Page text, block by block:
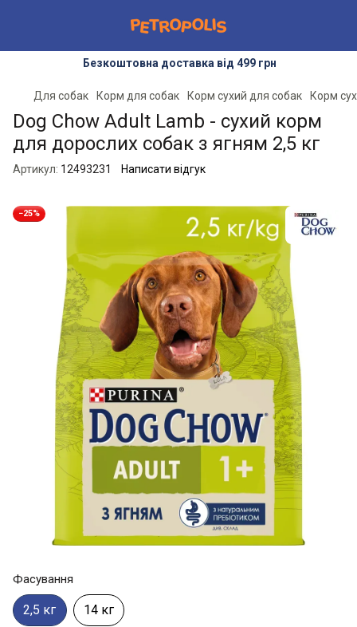
Безкоштовна доставка від 499 грн
Для собак Корм для собак Корм сухий для собак Корм
Dog Chow Adult Lamb - сухий корм
для дорослих собак з ягням 2,5 кг
Артикул: 12493231 Написати відгук
−25%
Фасування
2,5 кг 14 кг